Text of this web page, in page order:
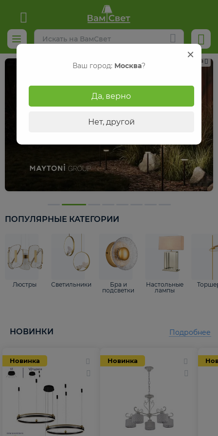
Реклама
ПОПУЛЯРНЫЕ КАТЕГОРИИ
Люстры Светильники
Бра и
подсветки
Настольные
лампы
НОВИНКИ
Новинка Новинка
Подробнее
Ваш город: Москва?
Да, верно
Нет, другой